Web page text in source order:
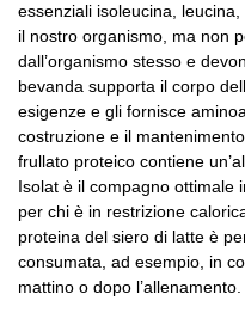
essenziali isoleucina,
il nostro organismo, ma non
dall’organismo stesso e
bevanda supporta il corpo
esigenze e gli fornisce
costruzione e il
frullato proteico contiene
Isolat è il compagno ottimale
per chi è in restrizione
proteina del siero di latte è
consumata, ad esempio, in
mattino o dopo l’allenamento.